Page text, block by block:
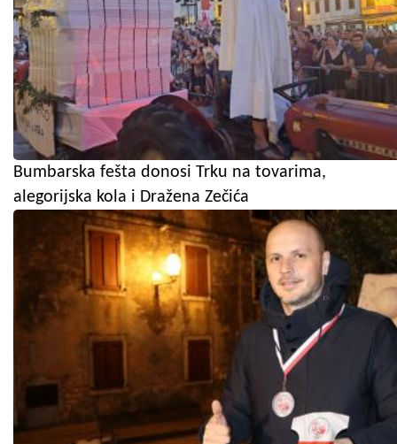
Bumbarska fešta donosi Trku na tovarima,
alegorijska kola i Dražena Zečića